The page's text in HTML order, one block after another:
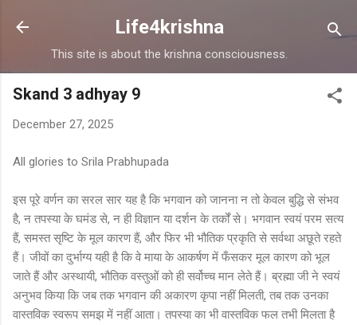
Skip to main content
Life4krishna
This site is about the krishna consciousness.
Skand 3 adhyay 9
December 27, 2025
All glories to Srila Prabhupada
इस पूरे वर्णन का सरल सार यह है कि भगवान को जानना न तो केवल बुद्धि से संभव
है, न तपस्या के घमंड से, न ही विज्ञान या दर्शन के तर्कों से। भगवान स्वयं परम सत्य
हैं, समस्त सृष्टि के मूल कारण हैं, और फिर भी भौतिक प्रकृति से सर्वथा अछूते रहते
हैं। जीवों का दुर्भाग्य यही है कि वे माया के आकर्षण में फँसकर मूल कारण को भूल
जाते हैं और अस्थायी, भौतिक वस्तुओं को ही सर्वोच्च मान लेते हैं। ब्रह्मा जी ने स्वयं
अनुभव किया कि जब तक भगवान की अकारण कृपा नहीं मिलती, तब तक उनका
वास्तविक स्वरूप समझ में नहीं आता। तपस्या का भी वास्तविक फल तभी मिलता है